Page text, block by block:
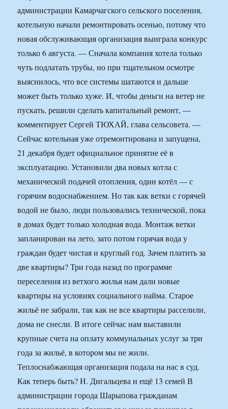
администрации Камарчагского сельского поселения,
котельную начали ремонтировать осенью, потому что
новая обслуживающая организация выиграла конкурс
только 6 августа. — Сначала компания хотела только
чуть подлатать трубы, но при тщательном осмотре
выяснилось, что все системы шатаются и дальше
может быть только хуже. И, чтобы деньги на ветер не
пускать, решили сделать капитальный ремонт, —
комментирует Сергей ТЮХАЙ, глава сельсовета. —
Сейчас котельная уже отремонтирована и запущена,
21 декабря будет официальное принятие её в
эксплуатацию. Установили два новых котла с
механической подачей отопления, один котёл — с
горячим водоснабжением. Но так как ветки с горячей
водой не было, люди пользовались технической, пока
в домах будет только холодная вода. Монтаж ветки
запланирован на лето, зато потом горячая вода у
граждан будет чистая и круглый год. Зачем платить за
две квартиры? Три года назад по программе
переселения из ветхого жилья нам дали новые
квартиры на условиях социального найма. Старое
жильё не забрали, так как не все квартиры расселили,
дома не снесли. В итоге сейчас нам выставили
крупные счета на оплату коммунальных услуг за три
года за жильё, в котором мы не жили.
Теплоснабжающая организация подала на нас в суд.
Как теперь быть? Н. Дигальцева и ещё 13 семей В
администрации города Шарыпова гражданам